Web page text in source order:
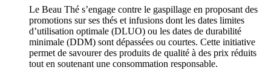
Le Beau Thé s’engage contre le gaspillage en proposant des
promotions sur ses thés et infusions dont les dates limites
d’utilisation optimale (DLUO) ou les dates de durabilité
minimale (DDM) sont dépassées ou courtes. Cette initiative
permet de savourer des produits de qualité à des prix réduits
tout en soutenant une consommation responsable.